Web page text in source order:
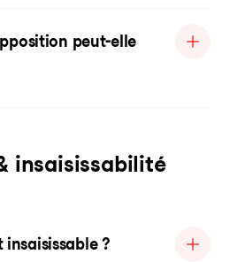
peut-elle
insaisissabilité
?